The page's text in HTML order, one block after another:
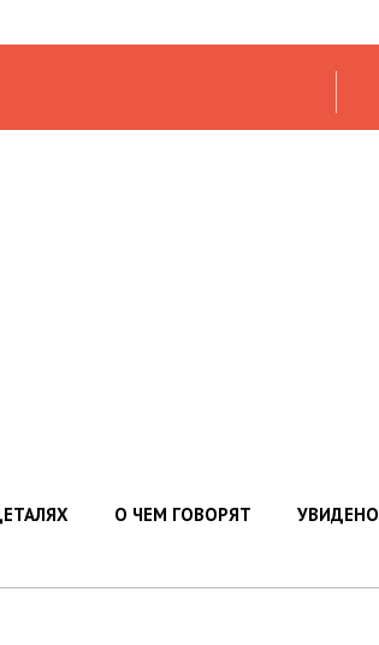
О ЧЕМ ГОВОРЯТ УВИДЕНО